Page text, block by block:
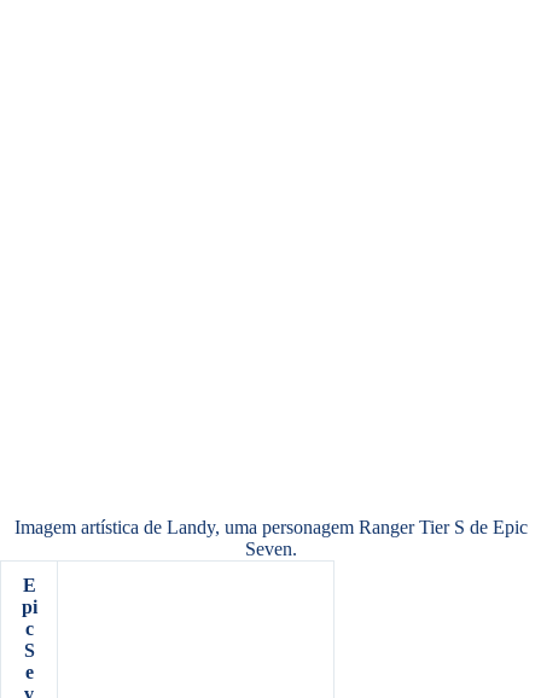
Imagem artística de Landy, uma personagem Ranger Tier S de Epic
Seven.
E
pi
c
S
e